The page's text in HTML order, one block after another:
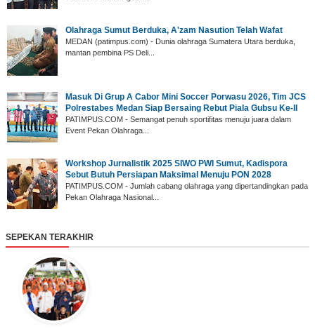
Olahraga Sumut Berduka, A'zam Nasution Telah Wafat
‎MEDAN (patimpus.com) - Dunia olahraga Sumatera Utara berduka,
mantan pembina PS Deli...
‎Masuk Di Grup A Cabor Mini Soccer Porwasu 2026, Tim JCS
Polrestabes Medan Siap Bersaing Rebut Piala Gubsu Ke-II
‎PATIMPUS.COM - Semangat penuh sportifitas menuju juara dalam
Event Pekan Olahraga...
‎Workshop Jurnalistik 2025 SIWO PWI Sumut, Kadispora
Sebut Butuh Persiapan Maksimal Menuju PON 2028
‎PATIMPUS.COM - Jumlah cabang olahraga yang dipertandingkan pada
Pekan Olahraga Nasional...
SEPEKAN TERAKHIR